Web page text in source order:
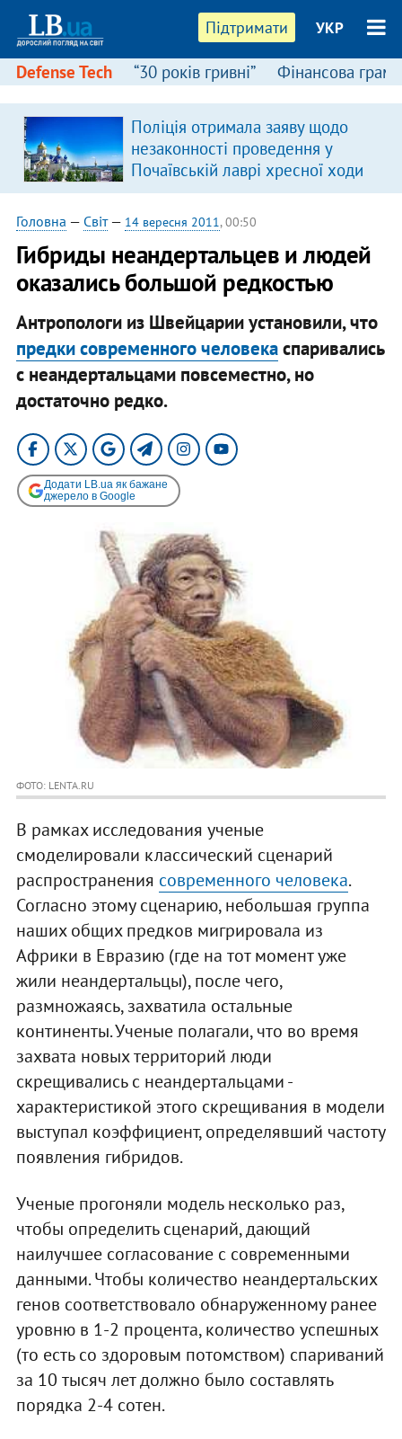
Підтримати УКР
Defense Tech “30 років гривні” Фінансова
Поліція отримала заяву щодо
незаконності проведення у
Почаївській лаврі хресної ходи
Головна — Світ— 14 вересня 2011, 00:50
Гибриды неандертальцев и людей
оказались большой редкостью
Антропологи из Швейцарии установили, что
предки современного человекаспаривались
с неандертальцами повсеместно, но
достаточно редко.
Додати LB.ua як бажане
джерело в Google
ФОТО: LENTA.RU
В рамках исследования ученые
смоделировали классический сценарий
распространения современного человека.
Согласно этому сценарию, небольшая группа
наших общих предков мигрировала из
Африки в Евразию (где на тот момент уже
жили неандертальцы), после чего,
размножаясь, захватила остальные
континенты. Ученые полагали, что во время
захвата новых территорий люди
скрещивались с неандертальцами -
характеристикой этого скрещивания в модели
выступал коэффициент, определявший частоту
появления гибридов.
Ученые прогоняли модель несколько раз,
чтобы определить сценарий, дающий
наилучшее согласование с современными
данными. Чтобы количество неандертальских
генов соответствовало обнаруженному ранее
уровню в 1-2 процента, количество успешных
(то есть со здоровым потомством) спариваний
за 10 тысяч лет должно было составлять
порядка 2-4 сотен.